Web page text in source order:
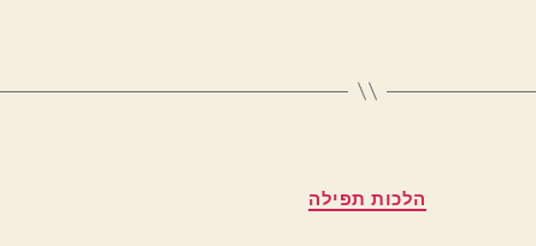
קטגוריות
הלכות תפילה